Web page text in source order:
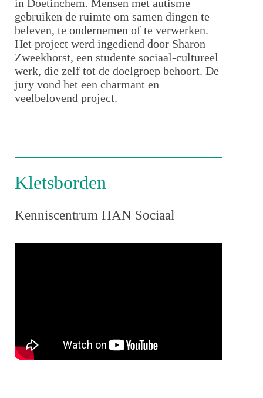
in Doetinchem. Mensen met autisme
gebruiken de ruimte om samen dingen te
beleven, te ondernemen of te verwerken.
Het project werd ingediend door Sharon
Zweekhorst, een studente sociaal-cultureel
werk, die zelf tot de doelgroep behoort. De
jury vond het een charmant en
veelbelovend project.
Kletsborden
Kenniscentrum HAN Sociaal